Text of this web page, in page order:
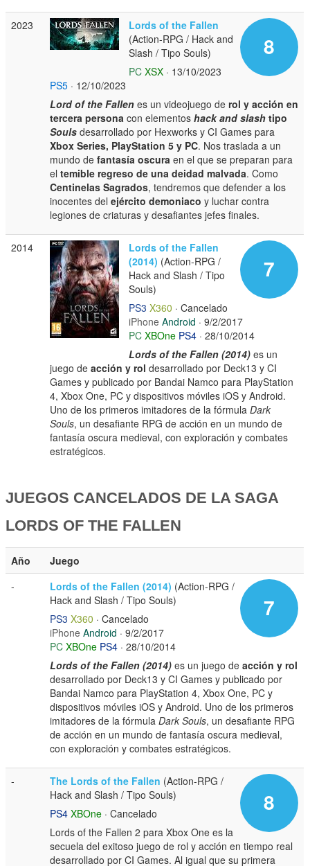
2023
8
Lords of the Fallen
(Action-RPG / Hack and
Slash / Tipo Souls)
PC XSX · 13/10/2023
PS5 · 12/10/2023
Lord of the Fallen es un videojuego de rol y acción en
tercera persona con elementoshack and slash tipo
Souls desarrollado por Hexworks y CI Games para
Xbox Series, PlayStation 5 y PC. Nos traslada a un
mundo defantasía oscura en el que se preparan para
eltemible regreso de una deidad malvada. Como
Centinelas Sagrados, tendremos que defender a los
inocentes delejército demoniaco y luchar contra
legiones de criaturas y desafiantes jefes finales.
2014
7
Lords of the Fallen
(2014) (Action-RPG /
Hack and Slash / Tipo
Souls)
PS3 X360 · Cancelado
iPhone Android · 9/2/2017
PC XBOne PS4 · 28/10/2014
Lords of the Fallen (2014) es un
juego deacción y rol desarrollado por Deck13 y CI
Games y publicado por Bandai Namco para PlayStation
4, Xbox One, PC y dispositivos móviles iOS y Android.
Uno de los primeros imitadores de la fórmulaDark
Souls, un desafiante RPG de acción en un mundo de
fantasía oscura medieval, con exploración y combates
estratégicos.
JUEGOS CANCELADOS DE LA SAGA
LORDS OF THE FALLEN
Año
Juego
-
7
Lords of the Fallen (2014) (Action-RPG /
Hack and Slash / Tipo Souls)
PS3 X360 · Cancelado
iPhone Android · 9/2/2017
PC XBOne PS4 · 28/10/2014
Lords of the Fallen (2014) es un juego deacción y rol
desarrollado por Deck13 y CI Games y publicado por
Bandai Namco para PlayStation 4, Xbox One, PC y
dispositivos móviles iOS y Android. Uno de los primeros
imitadores de la fórmulaDark Souls, un desafiante RPG
de acción en un mundo de fantasía oscura medieval,
con exploración y combates estratégicos.
-
8
The Lords of the Fallen (Action-RPG /
Hack and Slash / Tipo Souls)
PS4 XBOne · Cancelado
Lords of the Fallen 2 para Xbox One es la
secuela del exitoso juego de rol y acción en tiempo real
desarrollado por CI Games. Al igual que su primera